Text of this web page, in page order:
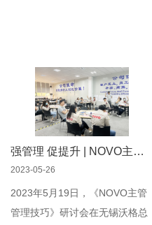
强管理 促提升 | NOVO主管管理技巧研讨会
2023-05-26
2023年5月19日，《NOVO主管
管理技巧》研讨会在无锡沃格总